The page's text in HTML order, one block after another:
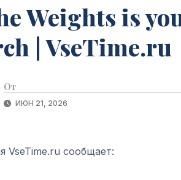
Weights is
| VseTime.ru
От
ИЮН 21, 2026
VseTime.ru сообщает: